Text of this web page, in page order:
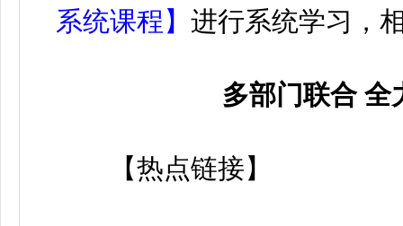
系统课程】 进行系统学习，
多部门联合 全
【热点链接】